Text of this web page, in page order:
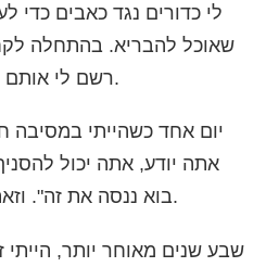
לי כדורים נגד כאבים כדי
שאוכל להבריא. בהתחלה
רשם לי אותם ולא היתה שום בעיה.
יום אחד כשהייתי במסיבה
אתה יודע, אתה יכול
בוא ננסה את זה". וזאת היתה טעות גדולה.
שבע שנים מאוחר יותר,